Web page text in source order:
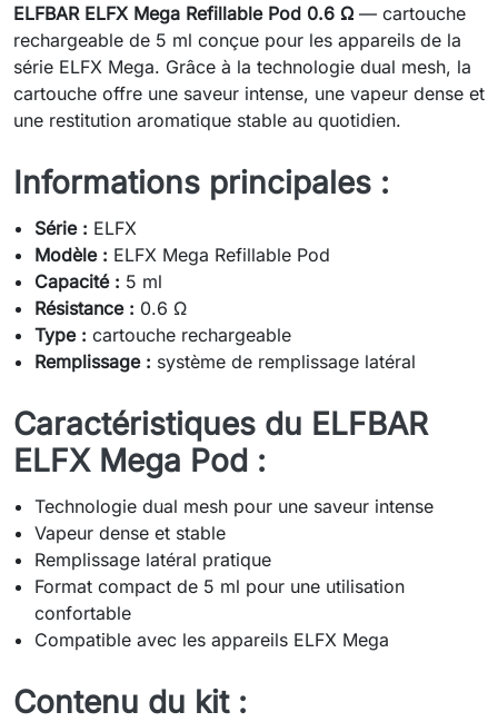
ELFBAR ELFX Mega Refillable Pod 0.6 Ω — cartouche
rechargeable de 5 ml conçue pour les appareils de la
série ELFX Mega. Grâce à la technologie dual mesh, la
cartouche offre une saveur intense, une vapeur dense et
une restitution aromatique stable au quotidien.
Informations principales :
Série : ELFX
Modèle : ELFX Mega Refillable Pod
Capacité : 5 ml
Résistance : 0.6 Ω
Type : cartouche rechargeable
Remplissage : système de remplissage latéral
Caractéristiques du ELFBAR
ELFX Mega Pod :
Technologie dual mesh pour une saveur intense
Vapeur dense et stable
Remplissage latéral pratique
Format compact de 5 ml pour une utilisation
confortable
Compatible avec les appareils ELFX Mega
Contenu du kit :